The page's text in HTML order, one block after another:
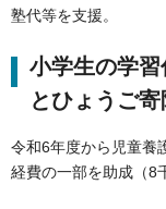
塾代等を支援。
小学生の学
とひょうご寄
令和6年度から児童養
経費の一部を助成（8